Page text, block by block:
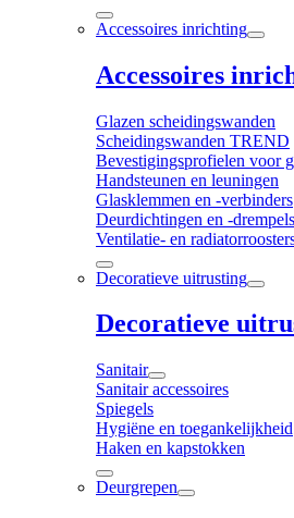
Accessoires inrichting
Accessoires
Glazen scheidingswanden
Scheidingswanden TREND
Bevestigingsprofielen voor
Handsteunen en leuningen
Glasklemmen en -verbinders
Deurdichtingen en -drempels
Ventilatie- en
Decoratieve uitrusting
Decoratieve
Sanitair
Sanitair accessoires
Spiegels
Hygiëne en toegankelijkheid
Haken en kapstokken
Deurgrepen